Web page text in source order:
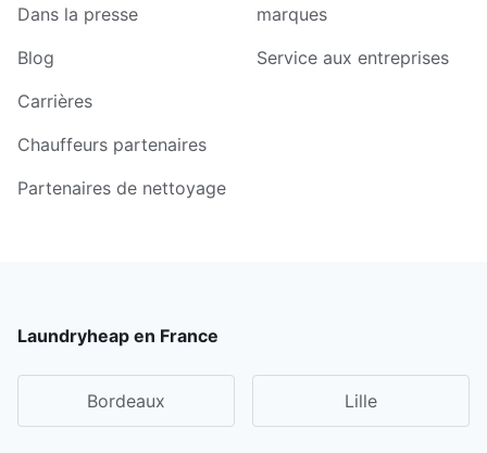
Dans la presse
Blog
Carrières
Chauffeurs partenaires
Partenaires de nettoyage
marques
Service aux entreprises
Laundryheap en France
Bordeaux Lille